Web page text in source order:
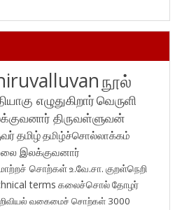
நூல்
எழுதுகிறார்வெருளி
திருவள்ளுவன்
தமிழ்தமிழ்ச்சொல்லாக்கம்
இலக்குவனார்
சொற்கள்உ.வே.சா. குறள்நெறி
terms கலைச்சொல்தோழர்
வகைமைச் சொற்கள் 3000